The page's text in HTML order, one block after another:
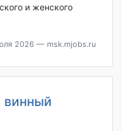
и женского
2026 — msk.mjobs.ru
винный